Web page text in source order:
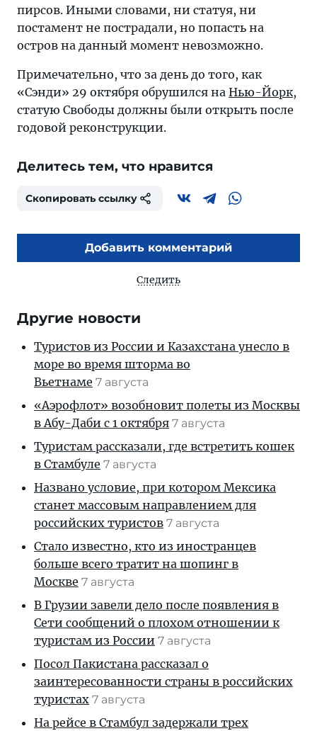
пирсов. Иными словами, ни статуя, ни
постамент не пострадали, но попасть на
остров на данный момент невозможно.
Примечательно, что за день до того, как
«Сэнди» 29 октября обрушился на Нью-Йорк,
статую Свободы должны были открыть после
годовой реконструкции.
Делитесь тем, что нравится
Скопировать ссылку
Добавить комментарий
Следить
Другие новости
Туристов из России и Казахстана унесло в
море во время шторма во
Вьетнаме 7 августа
«Аэрофлот» возобновит полеты из Москвы
в Абу-Даби с 1 октября 7 августа
Туристам рассказали, где встретить кошек
в Стамбуле 7 августа
Названо условие, при котором Мексика
станет массовым направлением для
российских туристов 7 августа
Стало известно, кто из иностранцев
больше всего тратит на шопинг в
Москве 7 августа
В Грузии завели дело после появления в
Сети сообщений о плохом отношении к
туристам из России 7 августа
Посол Пакистана рассказал о
заинтересованности страны в российских
туристах 7 августа
На рейсе в Стамбул задержали трех